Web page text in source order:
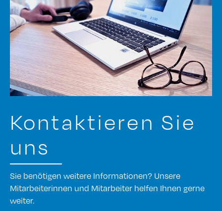
Kontaktieren Sie
uns
Sie benötigen weitere Informationen? Unsere
Mitarbeiterinnen und Mitarbeiter helfen Ihnen gerne
weiter.